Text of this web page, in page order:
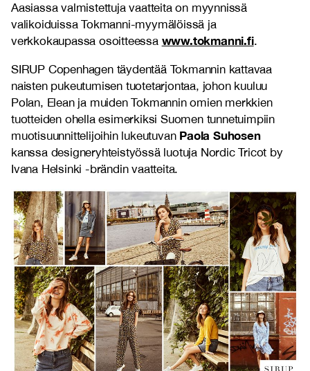
Aasiassa valmistettuja vaatteita on myynnissä
valikoiduissa Tokmanni-myymälöissä ja
verkkokaupassa osoitteessa www.tokmanni.fi.
SIRUP Copenhagen täydentää Tokmannin kattavaa
naisten pukeutumisen tuotetarjontaa, johon kuuluu
Polan, Elean ja muiden Tokmannin omien merkkien
tuotteiden ohella esimerkiksi Suomen tunnetuimpiin
muotisuunnittelijoihin lukeutuvan Paola Suhosen
kanssa designeryhteistyössä luotuja Nordic Tricot by
Ivana Helsinki -brändin vaatteita.